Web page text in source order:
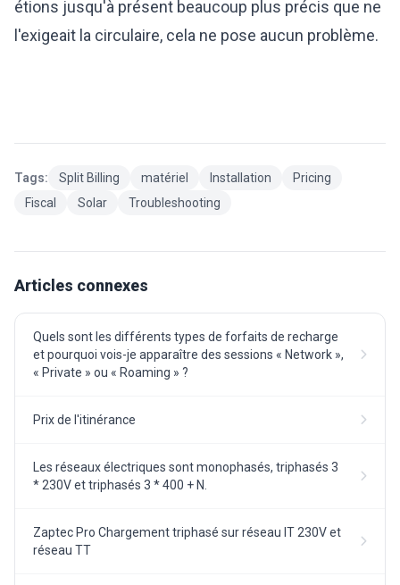
étions jusqu'à présent beaucoup plus précis que ne
l'exigeait la circulaire, cela ne pose aucun problème.
Tags: Split Billing matériel Installation
Pricing
Fiscal
Solar Troubleshooting
Articles connexes
Quels sont les différents types de forfaits de recharge
et pourquoi vois-je apparaître des sessions « Network »,
« Private » ou « Roaming » ?
Prix de l'itinérance
Les réseaux électriques sont monophasés, triphasés 3
* 230V et triphasés 3 * 400 + N.
Zaptec Pro Chargement triphasé sur réseau IT 230V et
réseau TT